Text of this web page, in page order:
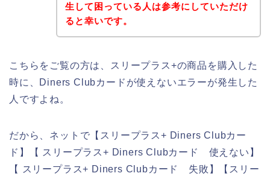
生して困っている人は参考にしていただけ
ると幸いです。
こちらをご覧の方は、スリープラス+の商品を購入した
時に、Diners Clubカードが使えないエラーが発生した
人ですよね。
だから、ネットで【スリープラス+ Diners Clubカー
ド】【 スリープラス+ Diners Clubカード 使えない】
【 スリープラス+ Diners Clubカード 失敗】【スリー